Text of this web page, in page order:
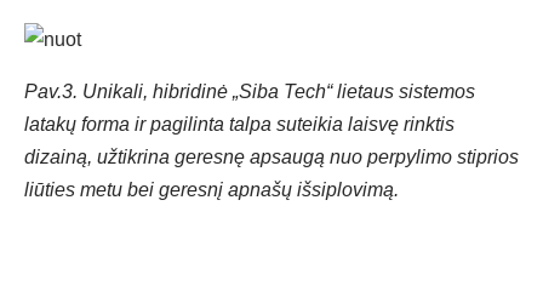
Pav.3. Unikali, hibridinė „Siba Tech“ lietaus sistemos
latakų forma ir pagilinta talpa suteikia laisvę rinktis
dizainą, užtikrina geresnę apsaugą nuo perpylimo stiprios
liūties metu bei geresnį apnašų išsiplovimą.